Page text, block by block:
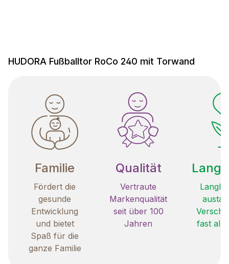
HUDORA Fußballtor RoCo 240 mit Torwand
Familie
Fördert die
gesunde
Entwicklung
und bietet
Spaß für die
ganze Familie
Qualität
Vertraute
Markenqualität
seit über 100
Jahren
fast